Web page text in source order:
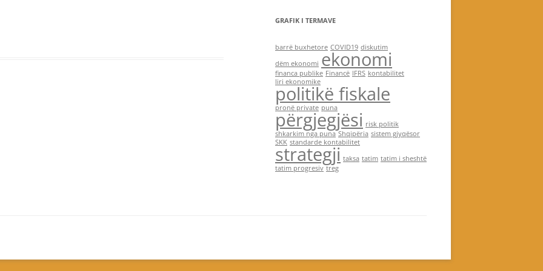
GRAFIK I TERMAVE
barrë buxhetore COVID19 diskutim
dëm ekonomi ekonomi
financa publike Financë IFRS kontabilitet
liri ekonomike
politikë fiskale
pronë private puna
përgjegjësi risk politik
shkarkim nga puna Shqipëria sistem gjyqësor
SKK standarde kontabilitet
strategji taksa tatim tatim i sheshtë
tatim progresiv treg